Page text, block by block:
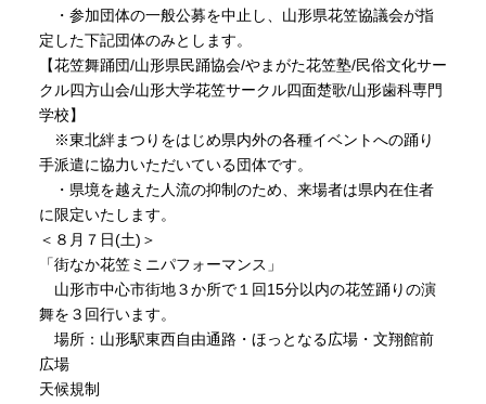
・参加団体の一般公募を中止し、山形県花笠協議会が指
定した下記団体のみとします。
【花笠舞踊団/山形県民踊協会/やまがた花笠塾/民俗文化サー
クル四方山会/山形大学花笠サークル四面楚歌/山形歯科専門
学校】
※東北絆まつりをはじめ県内外の各種イベントへの踊り
手派遣に協力いただいている団体です。
・県境を越えた人流の抑制のため、来場者は県内在住者
に限定いたします。
＜８月７日(土)＞
「街なか花笠ミニパフォーマンス」
山形市中心市街地３か所で１回15分以内の花笠踊りの演
舞を３回行います。
場所：山形駅東西自由通路・ほっとなる広場・文翔館前
広場
天候規制